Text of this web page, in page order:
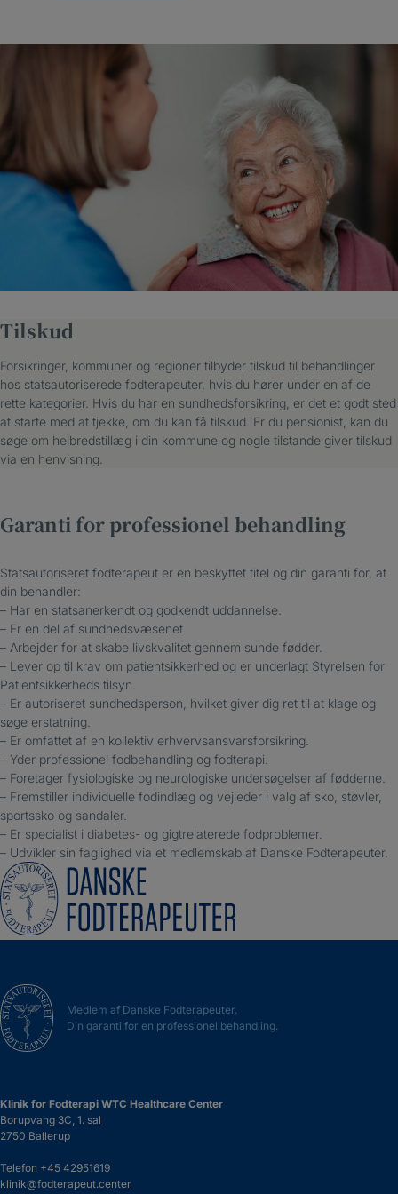
Tilskud
Forsikringer, kommuner og regioner tilbyder tilskud til behandlinger
hos statsautoriserede fodterapeuter, hvis du hører under en af de
rette kategorier. Hvis du har en sundhedsforsikring, er det et godt sted
at starte med at tjekke, om du kan få tilskud. Er du pensionist, kan du
søge om helbredstillæg i din kommune og nogle tilstande giver tilskud
via en henvisning.
Garanti for professionel behandling
Statsautoriseret fodterapeut er en beskyttet titel og din garanti for, at
din behandler:
– Har en statsanerkendt og godkendt uddannelse.
– Er en del af sundhedsvæsenet
– Arbejder for at skabe livskvalitet gennem sunde fødder.
– Lever op til krav om patientsikkerhed og er underlagt Styrelsen for
Patientsikkerheds tilsyn.
– Er autoriseret sundhedsperson, hvilket giver dig ret til at klage og
søge erstatning.
– Er omfattet af en kollektiv erhvervsansvarsforsikring.
– Yder professionel fodbehandling og fodterapi.
– Foretager fysiologiske og neurologiske undersøgelser af fødderne.
– Fremstiller individuelle fodindlæg og vejleder i valg af sko, støvler,
sportssko og sandaler.
– Er specialist i diabetes- og gigtrelaterede fodproblemer.
– Udvikler sin faglighed via et medlemskab af Danske Fodterapeuter.
Medlem af Danske Fodterapeuter.
Din garanti for en professionel behandling.
Klinik for Fodterapi WTC Healthcare Center
Borupvang 3C, 1. sal
2750 Ballerup
Telefon +45 42951619
klinik@fodterapeut.center